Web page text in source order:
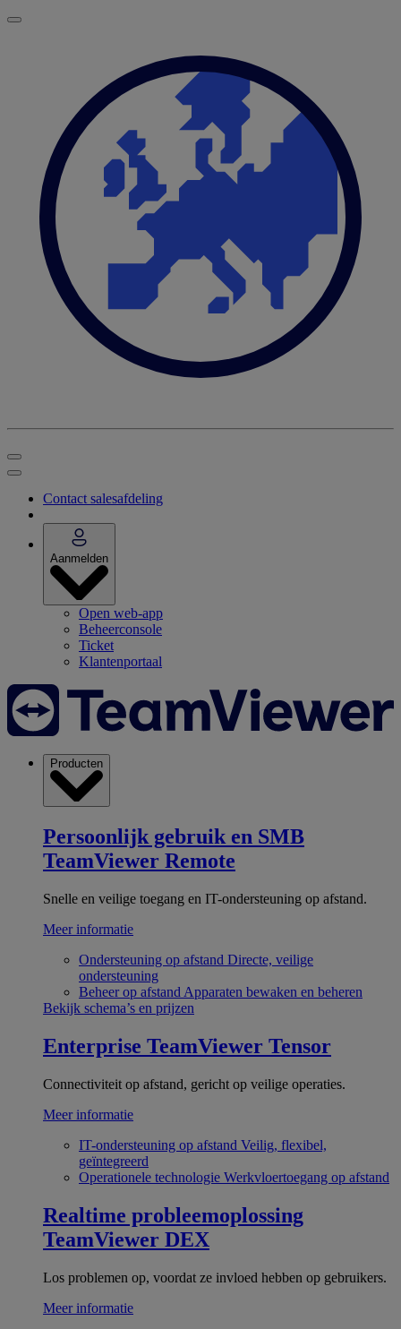
Contact salesafdeling
Aanmelden
Open web-app
Beheerconsole
Ticket
Klantenportaal
Producten
Persoonlijk gebruik en SMB
TeamViewer Remote
Snelle en veilige toegang en IT-ondersteuning op afstand.
Meer informatie
Ondersteuning op afstand Directe, veilige
ondersteuning
Beheer op afstand Apparaten bewaken en beheren
Bekijk schema’s en prijzen
Enterprise TeamViewer Tensor
Connectiviteit op afstand, gericht op veilige operaties.
Meer informatie
IT-ondersteuning op afstand Veilig, flexibel,
geïntegreerd
Operationele technologie Werkvloertoegang op afstand
Realtime probleemoplossing
TeamViewer DEX
Los problemen op, voordat ze invloed hebben op gebruikers.
Meer informatie